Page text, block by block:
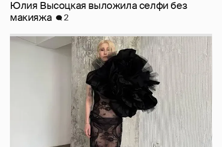
Журналистка Сулим примерила новый